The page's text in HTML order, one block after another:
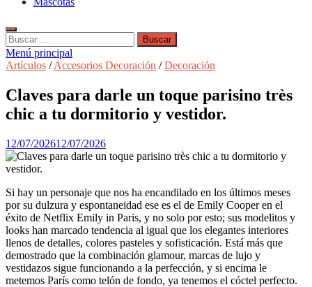
Buscar:
Menú principal
Artículos /Accesorios Decoración /Decoración
Claves para darle un toque parisino très
chic a tu dormitorio y vestidor.
12/07/202612/07/2026
Si hay un personaje que nos ha encandilado en los últimos meses
por su dulzura y espontaneidad ese es el de Emily Cooper en el
éxito de Netflix Emily in Paris, y no solo por esto; sus modelitos y
looks han marcado tendencia al igual que los elegantes interiores
llenos de detalles, colores pasteles y sofisticación. Está más que
demostrado que la combinación glamour, marcas de lujo y
vestidazos sigue funcionando a la perfección, y si encima le
metemos París como telón de fondo, ya tenemos el cóctel perfecto.